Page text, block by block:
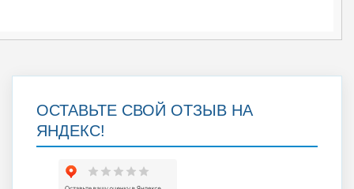
ОСТАВЬТЕ СВОЙ ОТЗЫВ НА
ЯНДЕКС!